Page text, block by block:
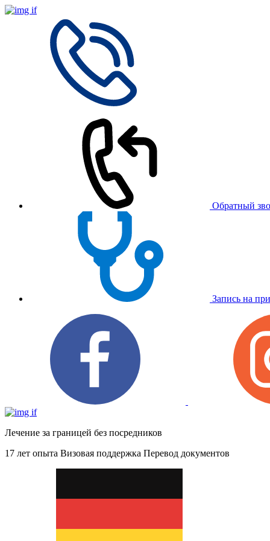
Обратный
Запись на
Лечение за границей без посредников
17 лет опыта Визовая поддержка Перевод документов